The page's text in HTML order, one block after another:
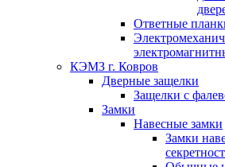
Ответные
КЭМЗ г. Ковров
Дверные защелки
Защелки с
Замки
Навесные замки
Замки